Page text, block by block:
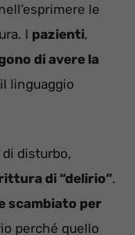
le
I pazienti,
di avere la
linguaggio
disturbo,
di “delirio”.
scambiato per
perché quello